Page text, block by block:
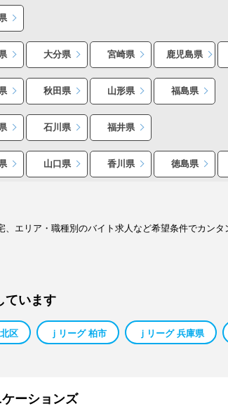
大分県 宮崎県 鹿児島県
秋田県 山形県 福島県
石川県 福井県
山口県 香川県 徳島県
エリア・職種別のバイト求人など希望条件でカンタ
ています
区 ｊリーグ 柏市 ｊリーグ 兵庫県
ーションズ